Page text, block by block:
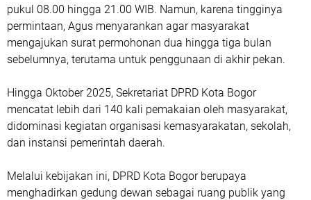
pukul 08.00 hingga 21.00 WIB. Namun, karena tingginya
permintaan, Agus menyarankan agar masyarakat
mengajukan surat permohonan dua hingga tiga bulan
sebelumnya, terutama untuk penggunaan di akhir pekan.
Hingga Oktober 2025, Sekretariat DPRD Kota Bogor
mencatat lebih dari 140 kali pemakaian oleh masyarakat,
didominasi kegiatan organisasi kemasyarakatan, sekolah,
dan instansi pemerintah daerah.
Melalui kebijakan ini, DPRD Kota Bogor berupaya
menghadirkan gedung dewan sebagai ruang publik yang